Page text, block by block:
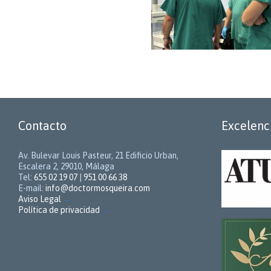
Contacto
Av. Bulevar Louis Pasteur, 21 Edificio Urban,
Escalera 2, 29010, Málaga
Tel: 655 02 19 07
951 00 66 38
E-mail: info@doctormosqueira.com
Aviso Legal →
Política de privacidad →